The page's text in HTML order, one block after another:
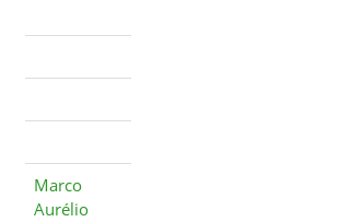
Marco
Aurélio